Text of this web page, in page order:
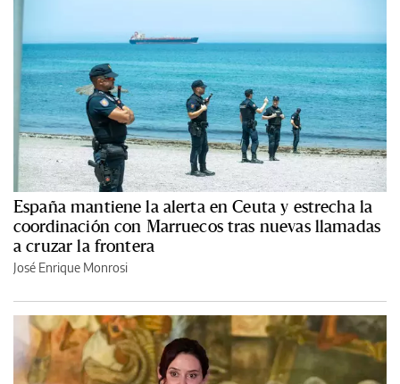
España mantiene la alerta en Ceuta y estrecha la
coordinación con Marruecos tras nuevas llamadas
a cruzar la frontera
José Enrique Monrosi